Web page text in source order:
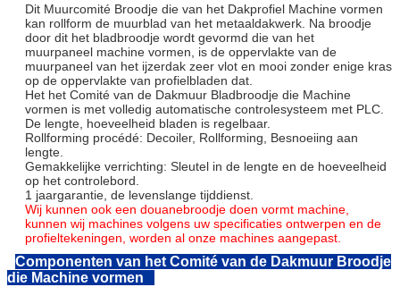
Aandrijvingstype
Het vormen van snelheid
0-15m/min
Hoofdmacht
5.5KW
Scherp
Apparaat
Scherp type
Hydraulisch
Scherp
Matrijzenmateriaal
Cr12Mov staal,
HRC58-62
Scherpe macht
CuttingTolerance
10m+/1.5mm
Codeur
OMRON-Merk
PLC
Elektrocontroleraad
Omschakelaar
YASKAWA merk
Touch screen
PANASONICE
Bewerkingstype
Touch screen &
Knoop
Hydraulische Post
Dit Muurcomité Broodje die van het Dakprofiel Machine vormen
kan rollform de muurblad van het metaaldakwerk. Na broodje
door dit het bladbroodje wordt gevormd die van het
muurpaneel machine vormen, is de oppervlakte van de
muurpaneel van het ijzerdak zeer vlot en mooi zonder enige kras
op de oppervlakte van profielbladen dat.
Het het Comité van de Dakmuur Bladbroodje die Machine
vormen is met volledig automatische controlesysteem met PLC.
De lengte, hoeveelheid bladen is regelbaar.
Rollforming procédé: Decoiler, Rollforming, Besnoeiing aan
lengte.
Gemakkelijke verrichting: Sleutel in de lengte en de hoeveelheid
op het controlebord.
1 jaargarantie, de levenslange tijddienst.
Wij kunnen ook een douanebroodje doen vormt machine,
kunnen wij machines volgens uw specificaties ontwerpen en de
profieltekeningen, worden al onze machines aangepast.
Componenten van het Comité van de Dakmuur Broodje
die Machine vormen